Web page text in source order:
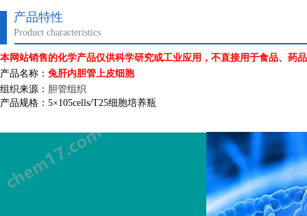
产品特性
Product characteristics
本网站销售的化学产品仅供科学研究或工业应用，不直接用于食品、药
产品名称： 兔肝内胆管上皮细胞
组织来源： 胆管组织
产品规格： 5×105cells/T25细胞培养瓶